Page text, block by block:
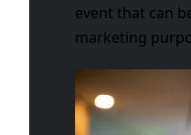
event that can
marketing